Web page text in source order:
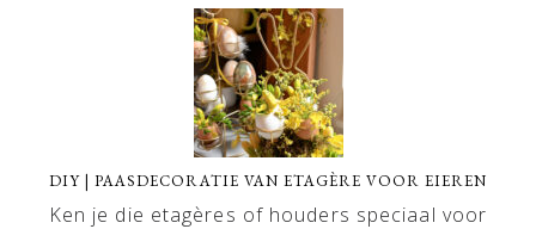
DIY | PAASDECORATIE VAN ETAGÈRE VOOR EIEREN
Ken je die etagères of houders speciaal voor